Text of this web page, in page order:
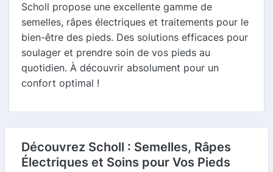
Scholl propose une excellente gamme de
semelles, râpes électriques et traitements pour le
bien-être des pieds. Des solutions efficaces pour
soulager et prendre soin de vos pieds au
quotidien. À découvrir absolument pour un
confort optimal !
Découvrez Scholl : Semelles, Râpes
Électriques et Soins pour Vos Pieds